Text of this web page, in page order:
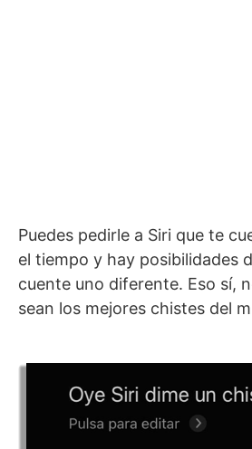
Puedes pedirle a Siri que te
el tiempo y hay posibilidades
cuente uno diferente. Eso sí,
sean los mejores chistes del